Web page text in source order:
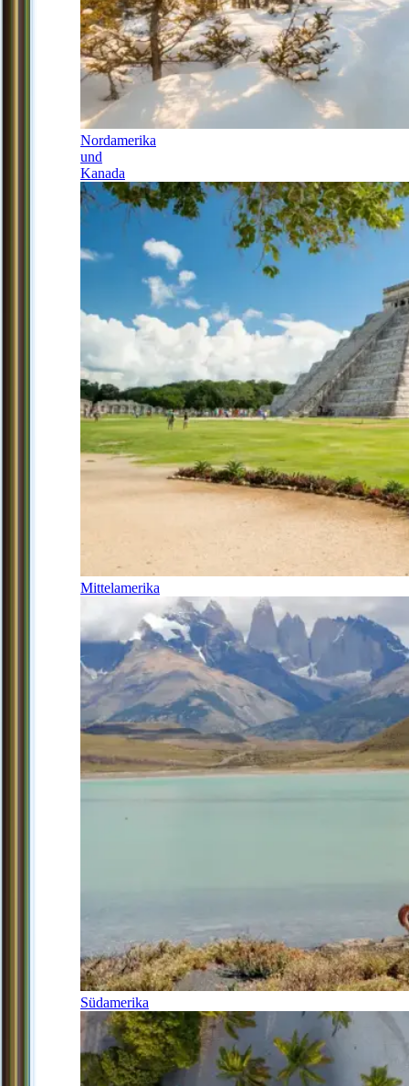
Nordamerika
und
Kanada
Mittelamerika
Südamerika